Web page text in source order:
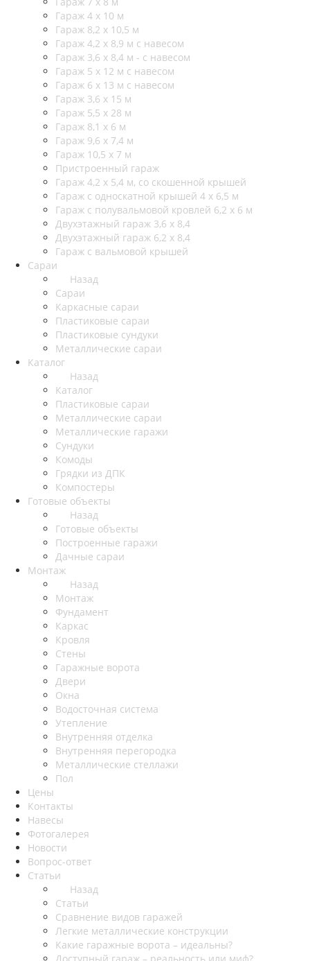
Гараж 4 х 10 м
Гараж 8,2 х 10,5 м
Гараж 4,2 х 8,9 м с навесом
Гараж 3,6 х 8,4 м - с навесом
Гараж 5 х 12 м с навесом
Гараж 6 х 13 м с навесом
Гараж 3,6 х 15 м
Гараж 5,5 х 28 м
Гараж 8,1 х 6 м
Гараж 9,6 х 7,4 м
Гараж 10,5 х 7 м
Пристроенный гараж
Гараж 4,2 х 5,4 м, со скошенной крышей
Гараж с односкатной крышей 4 х 6,5 м
Гараж с полувальмовой кровлей 6,2 х 6 м
Двухэтажный гараж 3,6 х 8,4
Двухэтажный гараж 6,2 х 8,4
Гараж с вальмовой крышей
Сараи
Назад
Сараи
Каркасные сараи
Пластиковые сараи
Пластиковые сундуки
Металлические сараи
Каталог
Назад
Каталог
Пластиковые сараи
Металлические сараи
Металлические гаражи
Сундуки
Комоды
Грядки из ДПК
Компостеры
Готовые объекты
Назад
Готовые объекты
Построенные гаражи
Дачные сараи
Монтаж
Назад
Монтаж
Фундамент
Каркас
Кровля
Стены
Гаражные ворота
Двери
Окна
Водосточная система
Утепление
Внутренняя отделка
Внутренняя перегородка
Металлические стеллажи
Пол
Цены
Контакты
Навесы
Фотогалерея
Новости
Вопрос-ответ
Статьи
Назад
Статьи
Сравнение видов гаражей
Легкие металлические конструкции
Какие гаражные ворота – идеальны?